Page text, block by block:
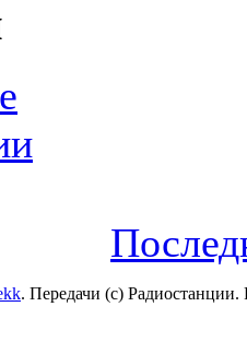
. Передачи (с)